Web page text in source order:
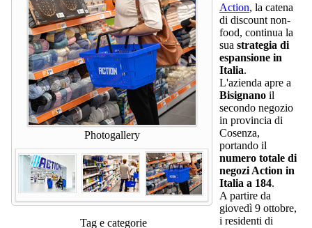
Photogallery
Tag e categorie
Action, la catena
di discount non-
food, continua la
sua strategia di
espansione in
Italia.
L'azienda apre a
Bisignano il
secondo negozio
in provincia di
Cosenza,
portando il
numero totale di
negozi Action in
Italia a 184.
A partire da
giovedì 9 ottobre,
i residenti di